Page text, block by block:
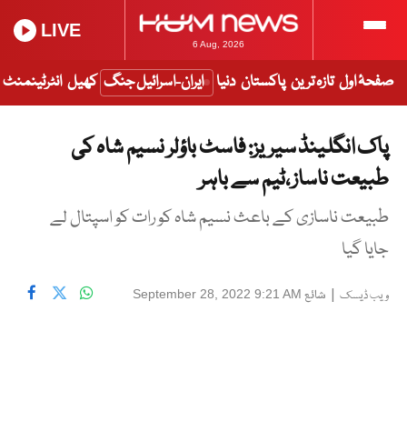
6 Aug, 2026
LIVE
صفحۂ اول تازہ ترین پاکستان دنیا ایران-اسرائیل جنگ کھیل انٹرٹینمنٹ
پاک انگلینڈ سیریز: فاسٹ باؤلر نسیم شاہ کی
طبیعت ناساز ،ٹیم سے باہر
طبیعت ناسازی کے باعث نسیم شاہ کو رات کو اسپتال لے
جایا گیا
ویب ڈیسک | شائع September 28, 2022 9:21 AM